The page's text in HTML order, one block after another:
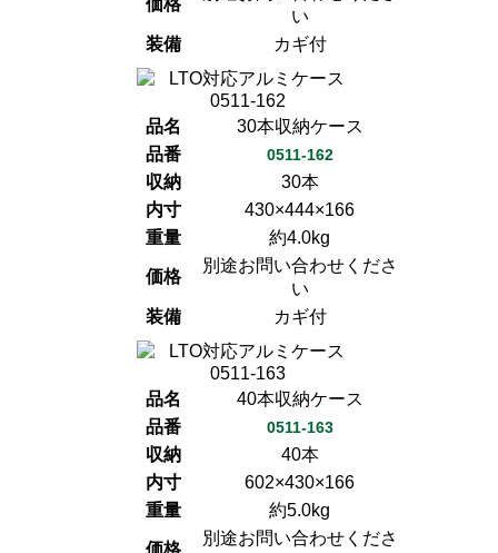
い
装備
カギ付
品名
30本収納ケース
品番
0511-162
収納
30本
内寸
430×444×166
重量
約4.0kg
価格
別途お問い合わせくださ
い
装備
カギ付
品名
40本収納ケース
品番
0511-163
収納
40本
内寸
602×430×166
重量
約5.0kg
価格
別途お問い合わせくださ